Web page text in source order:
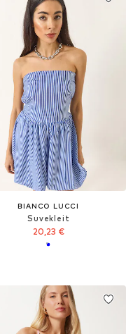
BIANCO LUCCI
Suvekleit
20,23 €